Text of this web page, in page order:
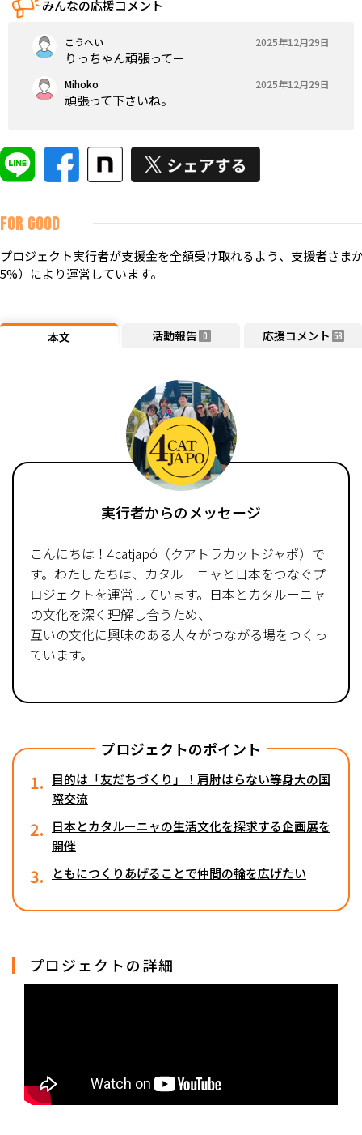
みんなの応援コメント
こうへい 2025年12月29日
りっちゃん頑張ってー
Mihoko 2025年12月29日
頑張って下さいね。
FOR GOOD
プロジェクト実行者が支援金を全額受け取れるよう、支援者さま
5%）により運営しています。
本文 活動報告 0 応援コメント 58
実行者からのメッセージ
こんにちは！4catjapó（クアトラカットジャポ）で
す。わたしたちは、カタルーニャと日本をつなぐプ
ロジェクトを運営しています。日本とカタルーニャ
の文化を深く理解し合うため、
互いの文化に興味のある人々がつながる場をつくっ
ています。
プロジェクトのポイント
1.
目的は「友だちづくり」！肩肘はらない等身大の国
際交流
2.
日本とカタルーニャの生活文化を探求する企画展を
開催
3. ともにつくりあげることで仲間の輪を広げたい
プロジェクトの詳細